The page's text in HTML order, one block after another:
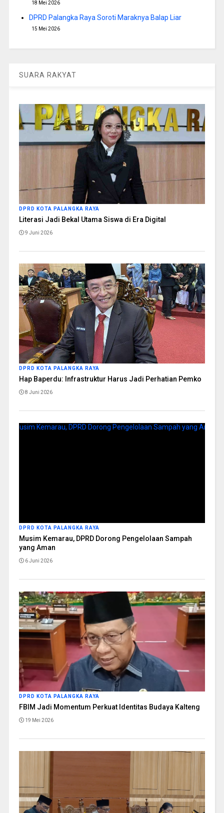
18 Mei 2026
DPRD Palangka Raya Soroti Maraknya Balap Liar
15 Mei 2026
SUARA RAKYAT
DPRD KOTA PALANGKA RAYA
Literasi Jadi Bekal Utama Siswa di Era Digital
9 Juni 2026
DPRD KOTA PALANGKA RAYA
Hap Baperdu: Infrastruktur Harus Jadi Perhatian Pemko
8 Juni 2026
DPRD KOTA PALANGKA RAYA
Musim Kemarau, DPRD Dorong Pengelolaan Sampah
yang Aman
6 Juni 2026
DPRD KOTA PALANGKA RAYA
FBIM Jadi Momentum Perkuat Identitas Budaya Kalteng
19 Mei 2026